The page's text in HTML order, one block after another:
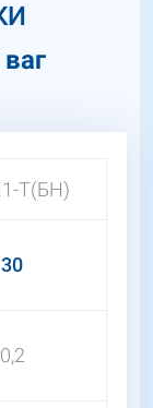
Т(БН)
30
0,2